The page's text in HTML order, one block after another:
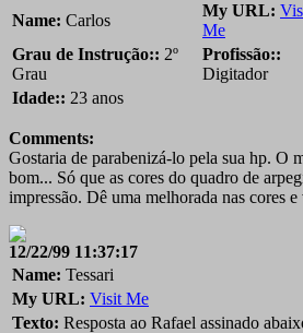
Name: Carlos
My URL:
Me
Grau de Instrução:: 2º
Grau
Profissão::
Digitador
Idade:: 23 anos
Comments:
Gostaria de parabenizá-lo pela sua hp. O
bom... Só que as cores do quadro de
impressão. Dê uma melhorada nas cores
12/22/99 11:37:17
Name: Tessari
My URL: Visit Me
Texto: Resposta ao Rafael assinado